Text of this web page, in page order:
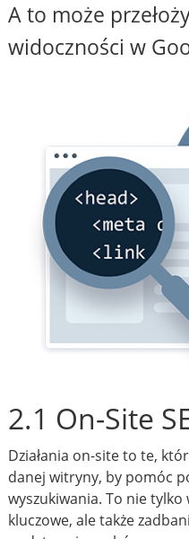
A to może
widoczności w
2.1 On-Site
Działania on-site to te,
danej witryny, by pomóc
wyszukiwania. To nie tylko
kluczowe, ale także